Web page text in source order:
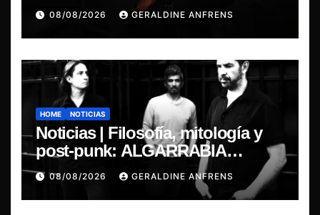
08/08/2026 GERALDINE ANFRENS
HOME NOTICIAS
Noticias | Filosofía, mitología y
post-punk: ALGARRABIA
presenta “Cantos de Sirena”
08/08/2026 GERALDINE ANFRENS